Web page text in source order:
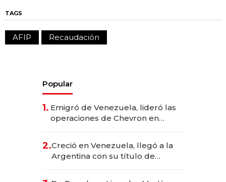
TAGS
AFIP Recaudación
Popular
1. Emigró de Venezuela, lideró las
operaciones de Chevron en
2.Creció en Venezuela, llegó a la
Argentina con su título de